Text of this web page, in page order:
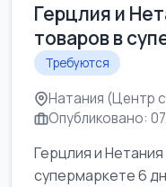
Герцлия и
товаров в
Требуются
Натания (Центр
Опубликовано:
Герцлия и
супермаркете 6